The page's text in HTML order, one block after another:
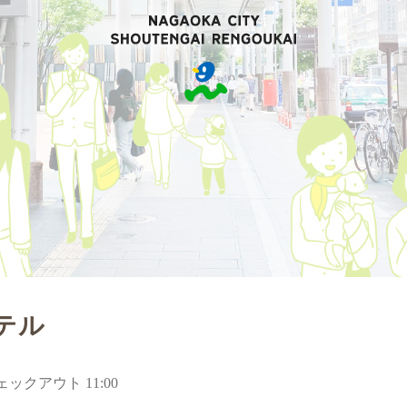
ル
ックアウト 11:00